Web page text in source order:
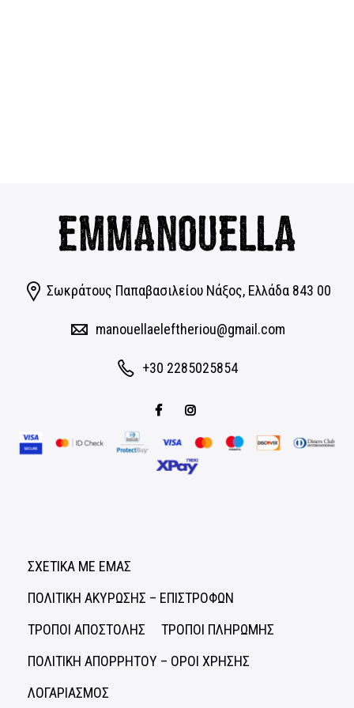
Σωκράτους Παπαβασιλείου Νάξος, Eλλάδα 843 00
manouellaeleftheriou@gmail.com
+30 2285025854
ΣΧΕΤΙΚΑ ΜΕ ΕΜΑΣ
ΠΟΛΙΤΙΚΗ ΑΚΥΡΩΣΗΣ – ΕΠΙΣΤΡΟΦΩΝ
ΤΡΟΠΟΙ ΑΠΟΣΤΟΛΗΣ
ΤΡΟΠΟΙ ΠΛΗΡΩΜΗΣ
ΠΟΛΙΤΙΚΗ ΑΠΟΡΡΗΤΟΥ – ΟΡΟΙ ΧΡΗΣΗΣ
ΛΟΓΑΡΙΑΣΜΟΣ